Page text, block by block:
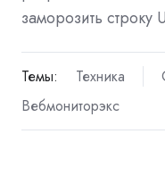
заморозить строку
Темы: Техника
Вебмониторэкс